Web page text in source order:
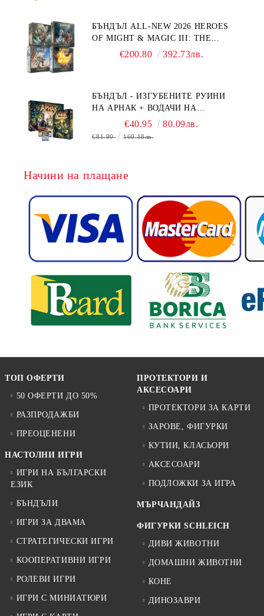
БЪНДЪЛ ALL-NEW 2026 HEROES
OF MIGHT & MAGIC III: THE
BOARD GAME EXPANSIONS -
€200.80 392.73лв.
БЪНДЪЛ - ИЗГУБЕНИТЕ РУИНИ
НА АРНАК + ВОДАЧИ НА
ЕКСПЕДИЦИИ + ПРОМО КАРТИ
БЕЗПЛАТНО
€40.95 80.09лв.
€81.90 160.18лв.
Начини на плащане
ТОП ОФЕРТИ
50 ОФЕРТИ ДО 50%
РАЗПРОДАЖБИ
ПРЕОЦЕНЕНИ
НАСТОЛНИ ИГРИ
ИГРИ НА БЪЛГАРСКИ
ЕЗИК
БЪНДЪЛИ
ИГРИ ЗА ДВАМА
СТРАТЕГИЧЕСКИ ИГРИ
КООПЕРАТИВНИ ИГРИ
РОЛЕВИ ИГРИ
ИГРИ С МИНИАТЮРИ
ПРОТЕКТОРИ И
АКСЕСОАРИ
ПРОТЕКТОРИ ЗА КАРТИ
ЗАРОВЕ, ФИГУРКИ
КУТИИ, КЛАСЬОРИ
АКСЕСОАРИ
ПОДЛОЖКИ ЗА ИГРА
МЪРЧАНДАЙЗ
ФИГУРКИ SCHLEICH
ДИВИ ЖИВОТНИ
ДОМАШНИ ЖИВОТНИ
КОНЕ
ДИНОЗАВРИ